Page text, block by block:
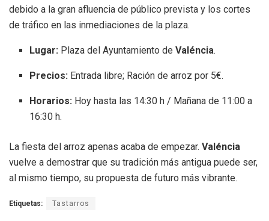
debido a la gran afluencia de público prevista y los cortes
de tráfico en las inmediaciones de la plaza.
Lugar: Plaza del Ayuntamiento deValéncia.
Precios: Entrada libre; Ración de arroz por 5€.
Horarios: Hoy hasta las 14:30 h / Mañana de 11:00 a
16:30 h.
La fiesta del arroz apenas acaba de empezar. Valéncia
vuelve a demostrar que su tradición más antigua puede ser,
al mismo tiempo, su propuesta de futuro más vibrante.
Etiquetas: Tastarros